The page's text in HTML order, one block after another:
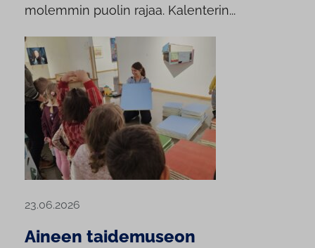
molemmin puolin rajaa. Kalenterin...
23.06.2026
Aineen taidemuseon